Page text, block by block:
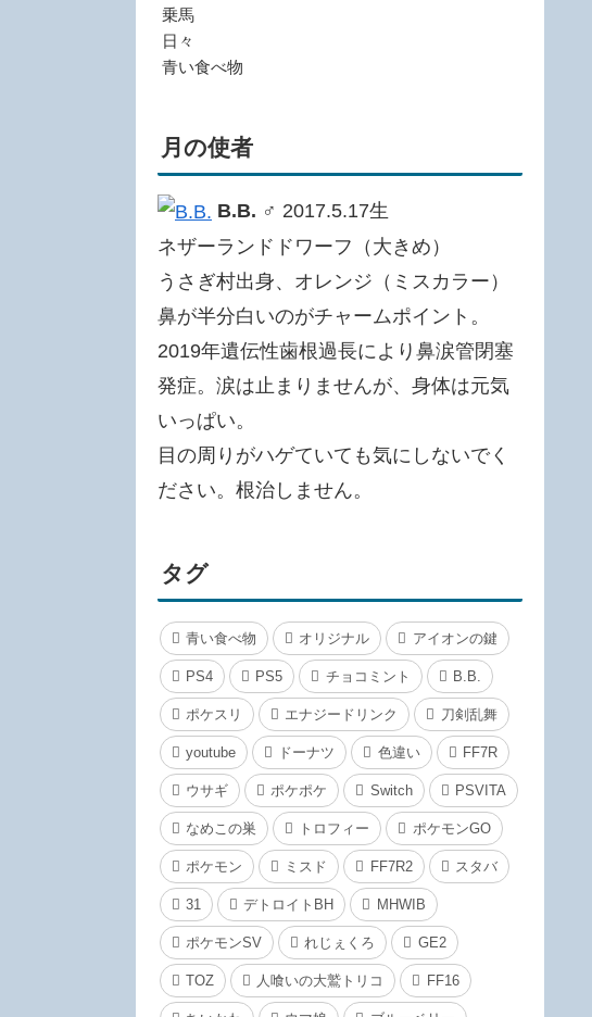
乗馬
日々
青い食べ物
月の使者
B.B. ♂ 2017.5.17生
ネザーランドドワーフ（大きめ）
うさぎ村出身、オレンジ（ミスカラー）
鼻が半分白いのがチャームポイント。
2019年遺伝性歯根過長により鼻涙管閉塞
発症。涙は止まりませんが、身体は元気
いっぱい。
目の周りがハゲていても気にしないでく
ださい。根治しません。
タグ
青い食べ物 オリジナル アイオンの鍵
PS4 PS5 チョコミント B.B.
ポケスリ エナジードリンク 刀剣乱舞
youtube ドーナツ 色違い FF7R
ウサギ ポケポケ Switch PSVITA
なめこの巣 トロフィー ポケモンGO
ポケモン ミスド FF7R2 スタバ
31 デトロイトBH MHWIB
ポケモンSV れじぇくろ GE2
TOZ 人喰いの大鷲トリコ FF16